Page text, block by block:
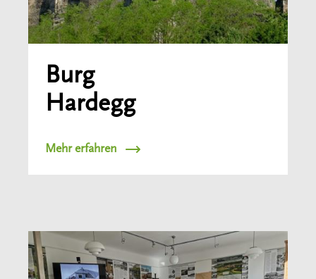
Burg
Hardegg
Mehr erfahren